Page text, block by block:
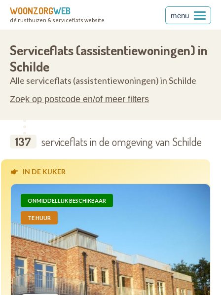
WOONZORGWEB
dé rusthuizen & serviceflats website
menu
Serviceflats (assistentiewoningen) in
Schilde
Alle serviceflats (assistentiewoningen) in Schilde
Zoek op postcode en/of meer filters
137 serviceflats in de omgeving van Schilde
IN DE KIJKER
ONMIDDELLIJK BESCHIKBAAR
TE HUUR